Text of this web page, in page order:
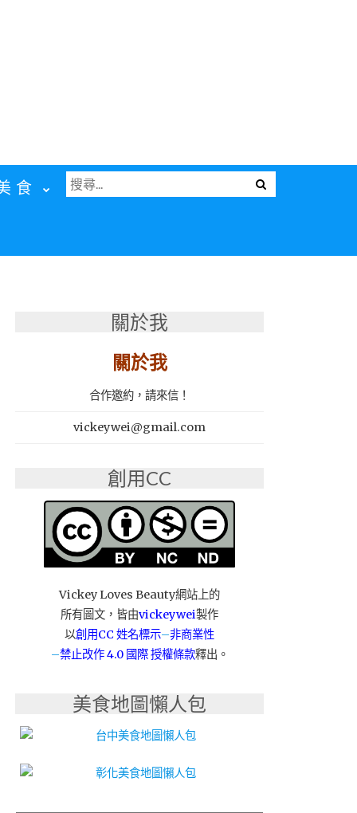
食
Menu
搜
尋
關於我
關於我
合作邀約，請來信！
vickeywei@gmail.com
創用CC
Vickey Loves Beauty網站上的
所有圖文，皆由vickeywei製作
以創用CC 姓名標示–非商業性
–禁止改作4.0 國際 授權條款釋出。
美食地圖懶人包